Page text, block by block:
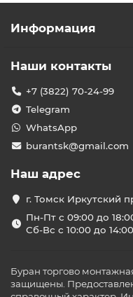
Информация
Наши контакты
+7 (3822) 70-24-99
Telegram
WhatsApp
burantsk@gmail.com
Наш адрес
г. Томск Иркутский
Пн-Пт с 09:00 до
Сб-Вс с 10:00 до 14:00
Буран торгово
защищены.